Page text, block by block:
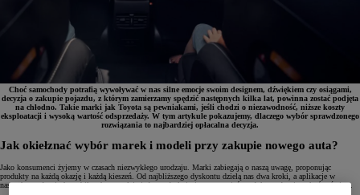
Choć samochody potrafią wywoływać w nas silne emocje swoim designem, dźwiękiem czy osiągami,
decyzja o zakupie pojazdu, z którym zamierzamy spędzić następnych kilka lat, powinna zostać podjęta
na chłodno. Takie marki jak Toyota są pewniakami, jeśli chodzi o niezawodność, niższe koszty
eksploatacji i wysoką wartość odsprzedaży. W tym artykule pokazujemy, dlaczego wybór sprawdzonego
rozwiązania to najbardziej opłacalna decyzja.
Jak okiełznać wybór marek i modeli przy zakupie nowego auta?
Jako konsumenci żyjemy w czasach niezwykłego urodzaju. Marki zabiegają o naszą uwagę, proponując
produkty na każdą okazję i każdą kieszeń. Od najbliższego dyskontu dzielą nas dwa kroki, a aplikacje w
naszych urządzeniach mobilnych pozwalają jednym dotknięciem zamawiać produkty z drugiego końca świata.